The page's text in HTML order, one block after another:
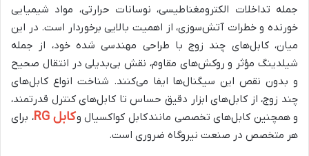
جمله تداخلات الکترومغناطیسی، نوسانات حرارتی، مواد شیمیایی
خورنده و خطرات آتش‌سوزی، از اهمیت بالایی برخوردار است. در این
میان، کابل‌های چند زوج با طراحی مهندسی شده خود، از جمله
شیلدینگ مؤثر و روکش‌های مقاوم، نقش بی‌بدیلی در انتقال صحیح
و بدون نقص این سیگنال‌ها ایفا می‌کنند. شناخت انواع کابل‌های
چند زوج، از کابل‌های ابزار دقیق حساس تا کابل‌های کنترل قدرتمند،
و همچنین کابل‌های تخصصی مانند کابل کواکسیال وکابل RG
، برای
هر متخصص در صنعت نیروگاه ضروری است.